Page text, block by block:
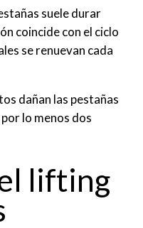
suele durar
coincide con el ciclo
se renuevan cada
dañan las pestañas
lo menos dos
lifting